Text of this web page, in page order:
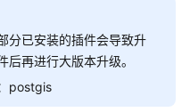
分已安装的插件会导致升
再进行大版本升级。
postgis